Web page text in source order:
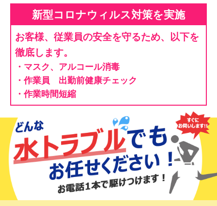
新型コロナウィルス対策を実施
お客様、従業員の安全を守るため、以下を
徹底します。
・マスク、アルコール消毒
・作業員 出勤前健康チェック
・作業時間短縮